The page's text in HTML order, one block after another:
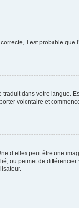
il est probable
dans votre langue.
volontaire et
d’elles peut être une
ou permet de